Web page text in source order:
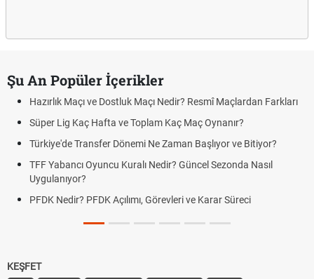
Şu An Popüler İçerikler
Hazırlık Maçı ve Dostluk Maçı Nedir? Resmî Maçlardan Farkları
Süper Lig Kaç Hafta ve Toplam Kaç Maç Oynanır?
Türkiye'de Transfer Dönemi Ne Zaman Başlıyor ve Bitiyor?
TFF Yabancı Oyuncu Kuralı Nedir? Güncel Sezonda Nasıl
Uygulanıyor?
PFDK Nedir? PFDK Açılımı, Görevleri ve Karar Süreci
KEŞFET